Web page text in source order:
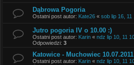
Dąbrowa Pogoria
Ostatni post autor: Kate26 « sob lip 16, 11
Jutro pogoria IV o 10.00 :)
Ostatni post autor: Karin « ndz lip 10, 11
Odpowiedzi: 3
Katowice - Muchowiec 10.07.2011
Ostatni post autor: Karin « ndz lip 10, 11